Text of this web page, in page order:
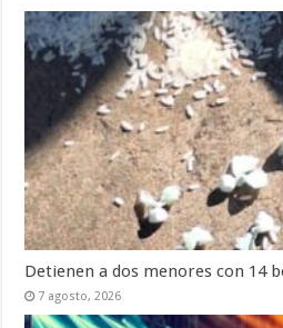
Detienen a dos menores con 14
7 agosto, 2026